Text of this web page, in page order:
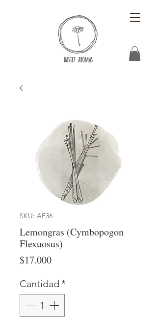
SKU: AE36
Lemongras (Cymbopogon
Flexuosus)
$17.000Precio
Cantidad *